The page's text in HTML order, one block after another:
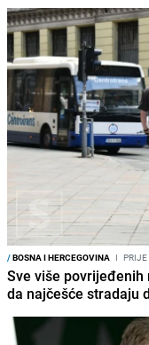
/BOSNA I HERCEGOVINA I PRIJE
Sve više
da najčešće stradaju